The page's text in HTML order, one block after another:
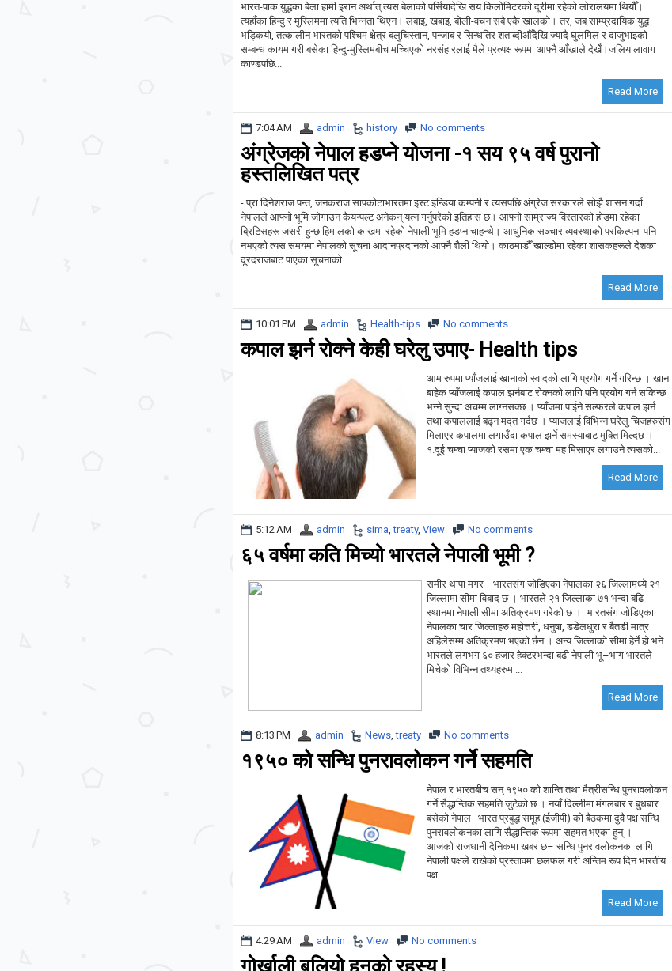
भारत-पाक युद्धका बेला हामी इरान अर्थात् त्यस बेलाको पर्सियादेखि सय किलोमिटरको दूरीमा रहेको लोरालयमा थियौँ।
त्यहाँका हिन्दु र मुस्लिममा त्यति भिन्नता थिएन। लबाइ, खबाइ, बोली-वचन सबै एकै खालको। तर, जब साम्प्रदायिक युद्ध
भड्कियो, तत्कालीन भारतको पश्चिम क्षेत्र बलुचिस्तान, पन्जाब र सिन्धतिर शताब्दीऔँदेखि ज्यादै घुलमिल र दाजुभाइको
सम्बन्ध कायम गरी बसेका हिन्दु-मुस्लिमबीच मच्चिएको नरसंहारलाई मैले प्रत्यक्ष रूपमा आफ्नै आँखाले देखेँ।जलियालावाग
काण्डपछि...
Read More
7:04 AM admin history No comments
अंग्रेजको नेपाल हडप्ने योजना -१ सय ९५ वर्ष पुरानो
हस्तलिखित पत्र
- प्रा दिनेशराज पन्त, जनकराज सापकोटाभारतमा इस्ट इन्डिया कम्पनी र त्यसपछि अंग्रेज सरकारले सोझै शासन गर्दा
नेपालले आफ्नो भूमि जोगाउन कैयन्पल्ट अनेकन् यत्न गर्नुपरेको इतिहास छ। आफ्नो साम्राज्य विस्तारको होडमा रहेका
बि्रटिसहरू जसरी हुन्छ हिमालको काखमा रहेको नेपाली भूमि हडप्न चाहन्थे। आधुनिक सञ्चार व्यवस्थाको परकिल्पना पनि
नभएको त्यस समयमा नेपालको सूचना आदानप्रदानको आफ्नै शैली थियो। काठमाडौँ खाल्डोमा रहेका शासकहरूले देशका
दूरदराजबाट पाएका सूचनाको...
Read More
10:01 PM admin Health-tips No comments
कपाल झर्न रोक्ने केही घरेलु उपाए- Health tips
आम रुपमा प्याँजलाई खानाको स्वादको लागि प्रयोग गर्ने गरिन्छ । खाना
बाहेक प्याँजलाई कपाल झर्नबाट रोक्नको लागि पनि प्रयोग गर्न सकिन्छ
भन्ने सुन्दा अचम्म लाग्नसक्छ । प्याँजमा पाईने सल्फरले कपाल झर्न
तथा कपाललाई बढ्न मद्त गर्दछ । प्याजलाई विभिन्न घरेलु चिजहरुसंग
मिलाएर कपालमा लगाउँदा कपाल झर्ने समस्याबाट मुक्ति मिल्दछ ।
१.दूई चम्चा प्याजको रसमा एक चम्चा मह मिसाएर लगाउने त्यसको...
Read More
5:12 AM admin sima,treaty, View No comments
६५ वर्षमा कति मिच्यो भारतले नेपाली भूमी ?
समीर थापा मगर –भारतसंग जोडिएका नेपालका २६ जिल्लामध्ये २१
जिल्लामा सीमा विबाद छ । भारतले २१ जिल्लाका ७१ भन्दा बढि
स्थानमा नेपाली सीमा अतिक्रमण गरेको छ । भारतसंग जोडिएका
नेपालका चार जिल्लाहरु महोत्तरी, धनुषा, डडेलधुरा र बैतडी मात्र
अहिलेसम्म अतिक्रमण भएको छैन । अन्य जिल्लाको सीमा हेर्ने हो भने
भारतले लगभग ६० हजार हेक्टरभन्दा बढी नेपाली भू–भाग भारतले
मिचेको विभिन्न तथ्यहरुमा...
Read More
8:13 PM admin News,treaty No comments
१९५० को सन्धि पुनरावलोकन गर्ने सहमति
नेपाल र भारतबीच सन् १९५० को शान्ति तथा मैत्रीसन्धि पुनरावलोकन
गर्ने सैद्धान्तिक सहमति जुटेको छ । नयाँ दिल्लीमा मंगलबार र बुधबार
बसेको नेपाल–भारत प्रबुद्ध समूह (ईजीपी) को बैठकमा दुवै पक्ष सन्धि
पुनरावलोकनका लागि सैद्धान्तिक रूपमा सहमत भएका हुन् ।
आजको राजधानी दैनिकमा खबर छ– सन्धि पुनरावलोकनका लागि
नेपाली पक्षले राखेको प्रस्तावमा छलफल गरी अन्तिम रूप दिन भारतीय
पक्ष...
Read More
4:29 AM admin View No comments
गोर्खाली बलियो हुनुको रहस्य !